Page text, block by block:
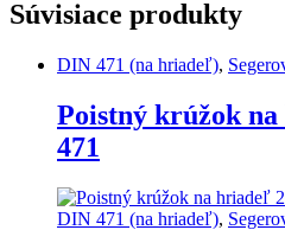
42mm
Súvisiace produkty
DIN 471 (na hriadeľ),
Poistný krúžok
471
DIN 471 (na hriadeľ),